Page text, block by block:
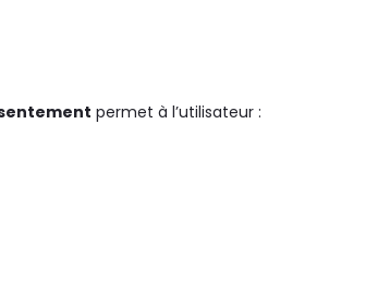
permet à l’utilisateur :